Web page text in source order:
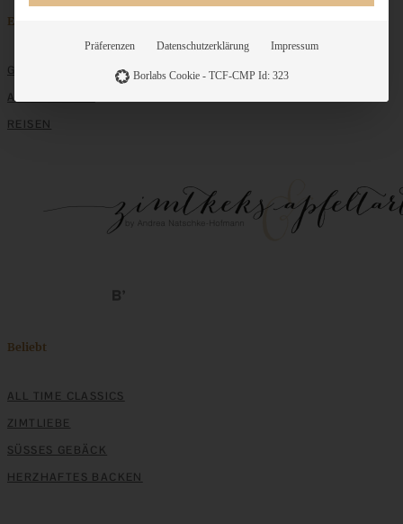
Entdecken
GRUNDLAGEN
ALLE REZEPTE
REISEN
Beliebt
ALL TIME CLASSICS
ZIMTLIEBE
SÜSSES GEBÄCK
HERZHAFTES BACKEN
Präferenzen Datenschutzerklärung Impressum
Borlabs Cookie - TCF-CMP Id: 323